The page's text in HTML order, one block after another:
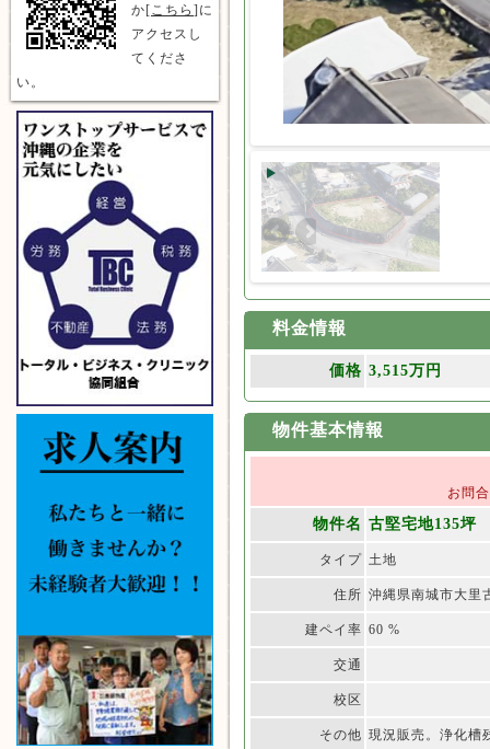
料金情報
価格 3,515万円
物件基本情報
お問
物件名 古堅宅地135坪
タイプ 土地
住所 沖縄県南城市大
建ペイ率 60 %
交通
校区
その他 現況販売。浄化
か[こちら ]に
アクセスし
てくださ
い。